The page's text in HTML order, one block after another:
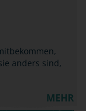
anders sind,
MEHR